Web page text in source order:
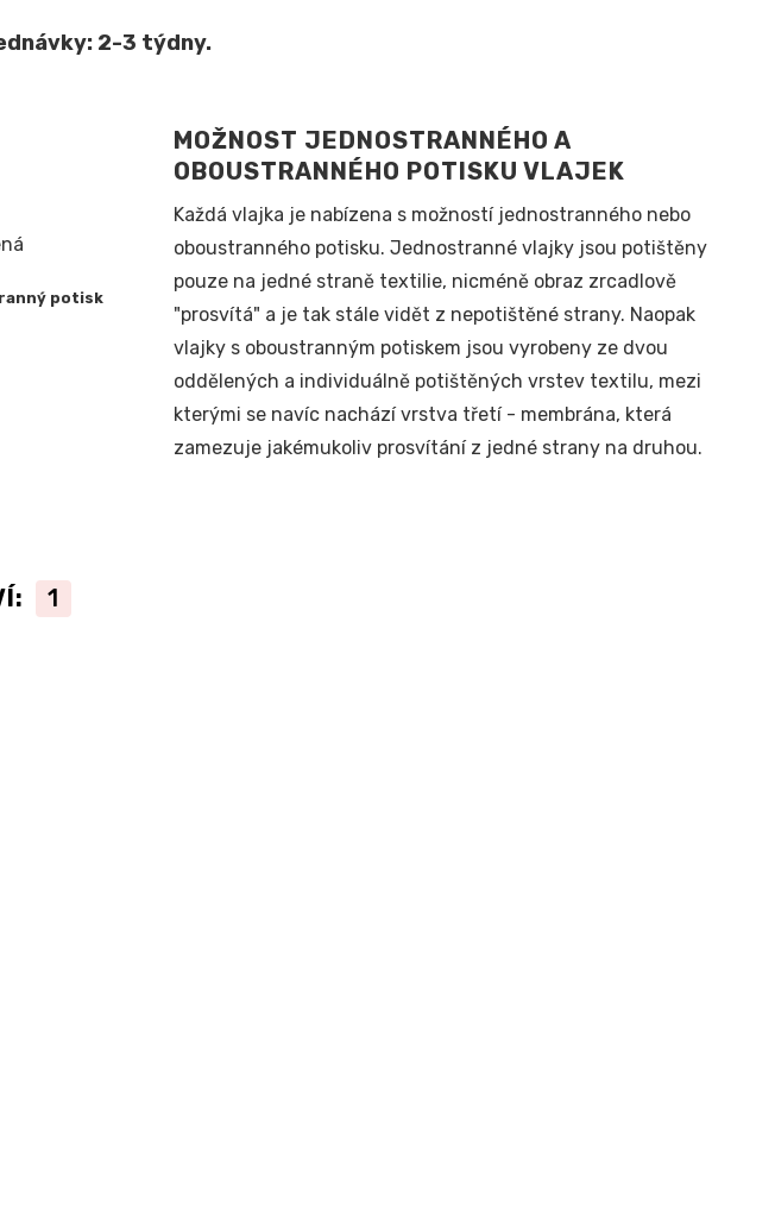
2-3 týdny.
potisk
MOŽNOST JEDNOSTRANNÉHO A
OBOUSTRANNÉHO POTISKU VLAJEK
Každá vlajka je nabízena s možností jednostranného nebo
oboustranného potisku. Jednostranné vlajky jsou potištěny
pouze na jedné straně textilie, nicméně obraz zrcadlově
"prosvítá" a je tak stále vidět z nepotištěné strany. Naopak
vlajky s oboustranným potiskem jsou vyrobeny ze dvou
oddělených a individuálně potištěných vrstev textilu, mezi
kterými se navíc nachází vrstva třetí - membrána, která
zamezuje jakémukoliv prosvítání z jedné strany na druhou.
1